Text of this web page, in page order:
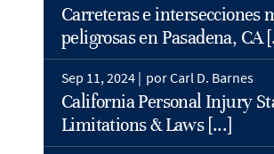
Carreteras e intersecciones
peligrosas en Pasadena, CA
Sep 11, 2024 | por Carl D. Barnes
California Personal Injury
Limitations & Laws [...]